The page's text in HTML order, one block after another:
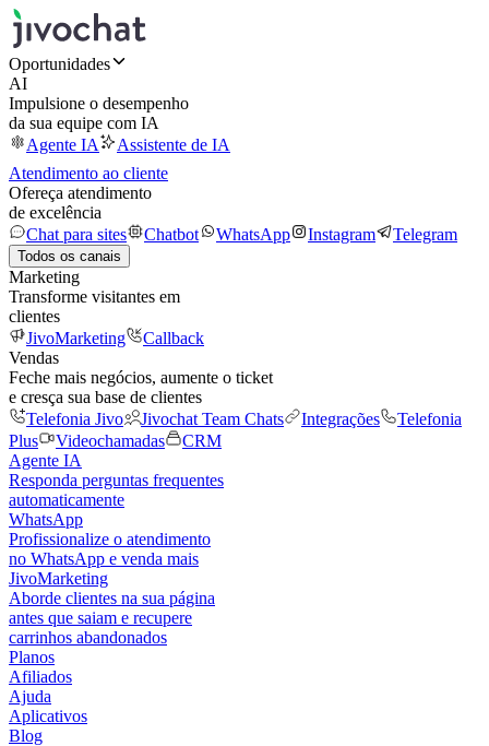
Oportunidades
AI
Impulsione o desempenho
da sua equipe com IA
Agente IA
Assistente de IA
Atendimento ao cliente
Ofereça atendimento
de excelência
Chat para sites
Chatbot WhatsApp Instagram Telegram
Todos os canais
Marketing
Transforme visitantes em
clientes
JivoMarketing
Callback
Vendas
Feche mais negócios, aumente o ticket
e cresça sua base de clientes
Telefonia Jivo
Jivochat Team Chats Integrações
Telefonia
Plus
Videochamadas
CRM
Agente IA
Responda perguntas frequentes
automaticamente
WhatsApp
Profissionalize o atendimento
no WhatsApp e venda mais
JivoMarketing
Aborde clientes na sua página
antes que saiam e recupere
carrinhos abandonados
Planos
Afiliados
Ajuda
Aplicativos
Blog